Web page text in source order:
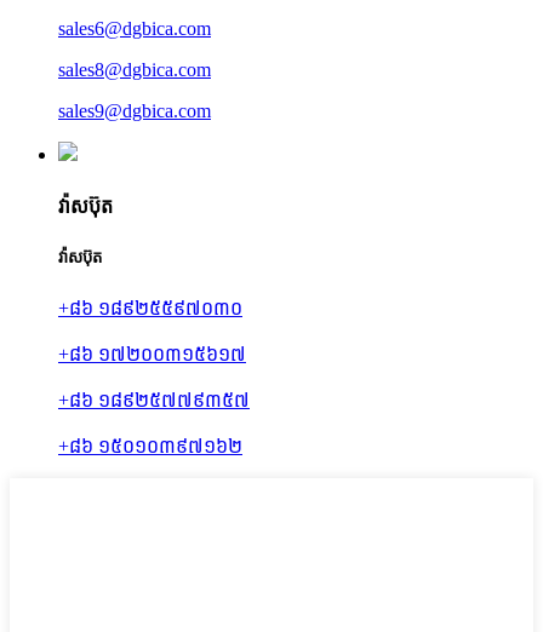
sales6@dgbica.com
sales8@dgbica.com
sales9@dgbica.com
វ៉ាសប៊ុត
វ៉ាសប៊ុត
+៨៦ ១៨៩២៥៥៩៧០៣០
+៨៦ ១៧២០០៣១៥៦១៧
+៨៦ ១៨៩២៥៧៧៩៣៥៧
+៨៦ ១៥០១០៣៩៧១៦២